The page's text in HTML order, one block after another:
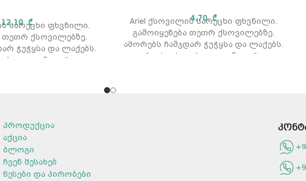
12,10₾
სარეცხი ფხვნილი.
თეთრ ქსოვილებზე.
ჭუჭყსა და ლაქებს.
ავტომატური.
4,70₾
Ariel ქსოვილის სარეცხი ფხვნილი.
გამოიყენება თეთრ ქსოვილებზე.
აშორებს ჩამჯდარ ჭუჭყსა და ლაქებს.
რეცხვის ტიპი: ავტომატური
პროდუქცია
აქცია
ბლოგი
ჩვენ შესახებ
წესები და პირობები